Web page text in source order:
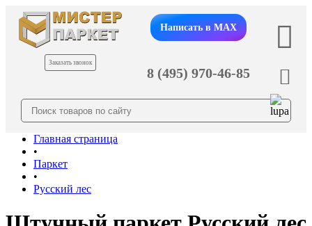
Заказать звонок
Написать в MAX
8 (495) 970-46-85
Главная страница
•
Паркет
•
Русский лес